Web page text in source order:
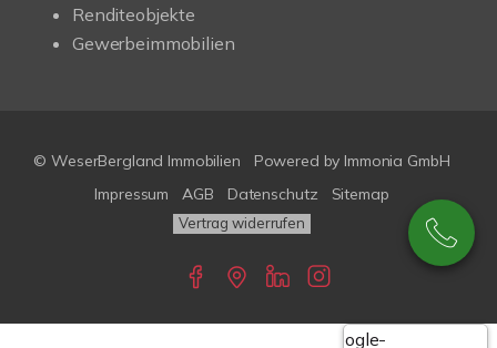
Renditeobjekte
Gewerbeimmobilien
© WeserBergland Immobilien Powered by Immonia GmbH
Impressum
AGB Datenschutz Sitemap
Vertrag widerrufen
Google-